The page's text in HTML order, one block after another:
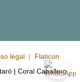
legal
Flaticon
| Coral Caballero